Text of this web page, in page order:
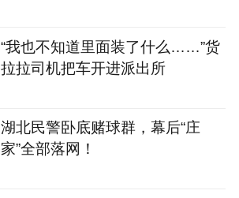
“我也不知道里面装了什么……”货
拉拉司机把车开进派出所
湖北民警卧底赌球群，幕后“庄
家”全部落网！